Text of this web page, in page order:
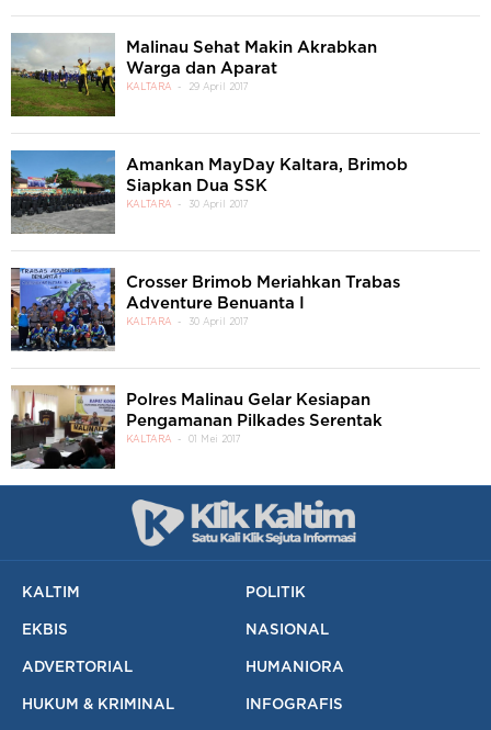
Malinau Sehat Makin Akrabkan
Warga dan Aparat
KALTARA 29 April 2017
Amankan MayDay Kaltara, Brimob
Siapkan Dua SSK
KALTARA 30 April 2017
Crosser Brimob Meriahkan Trabas
Adventure Benuanta I
KALTARA 30 April 2017
Polres Malinau Gelar Kesiapan
Pengamanan Pilkades Serentak
KALTARA 01 Mei 2017
KALTIM POLITIK
EKBIS NASIONAL
ADVERTORIAL HUMANIORA
HUKUM & KRIMINAL INFOGRAFIS